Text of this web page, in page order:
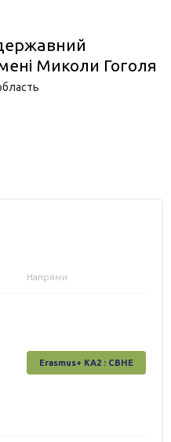
Миколи Гоголя
Напрями
Erasmus+ КА2 : СВНЕ